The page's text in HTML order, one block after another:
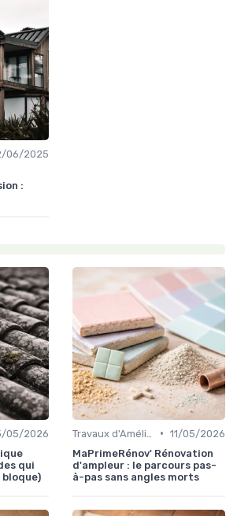
06/2025
:
05/2026
qui
• 11/05/2026
MaPrimeRénov' Rénovation
d'ampleur : le parcours pas-
à-pas sans angles morts